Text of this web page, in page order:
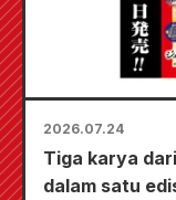
2026.07.24
Tiga karya
dalam satu